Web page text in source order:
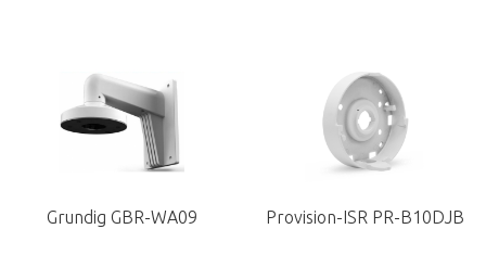
Grundig GBR-WA09 Provision-ISR PR-B10DJB